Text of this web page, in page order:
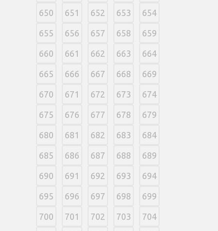
650 651 652 653 654
655 656 657 658 659
660 661 662 663 664
665 666 667 668 669
670 671 672 673 674
675 676 677 678 679
680 681 682 683 684
685 686 687 688 689
690 691 692 693 694
695 696 697 698 699
700 701 702 703 704